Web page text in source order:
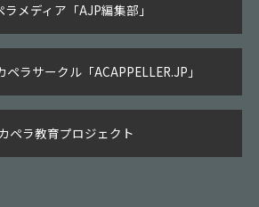
ラメディア「AJP編集部」
ラサークル「ACAPPELLER.JP」
ペラ教育プロジェクト